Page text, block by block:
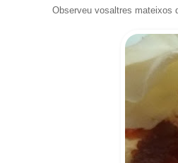
Observeu vosaltres mateixos